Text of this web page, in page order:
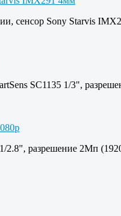
сенсор Sony Starvis
SC1135 1/3",
2.8", разрешение 2Мп